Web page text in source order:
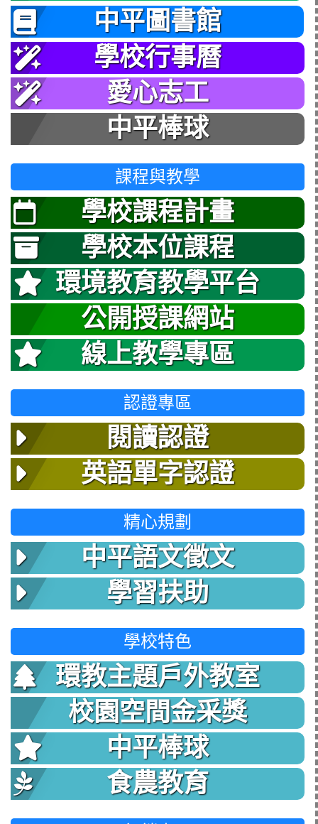
中平圖書館
學校行事曆
愛心志工
中平棒球
課程與教學
學校課程計畫
學校本位課程
環境教育教學平台
公開授課網站
線上教學專區
認證專區
閱讀認證
英語單字認證
精心規劃
中平語文徵文
學習扶助
學校特色
環教主題戶外教室
校園空間金采獎
中平棒球
食農教育